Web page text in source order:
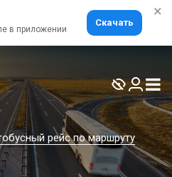
×
в приложении
Скачать
рейс по маршруту